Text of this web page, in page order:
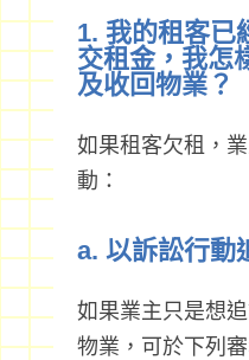
1. 我的租客已
交租金，我怎
及收回物業？
如果租客欠租，
動：
a. 以訴訟行動
如果業主只是想
物業，可於下列